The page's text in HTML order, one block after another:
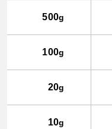
500g
100g
20g
10g